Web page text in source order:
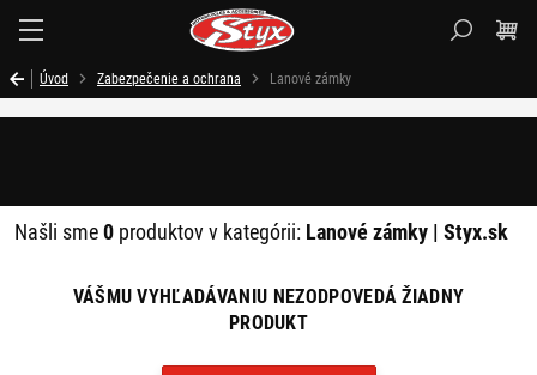
Úvod Zabezpečenie a ochrana Lanové zámky
Našli sme0 produktov v kategórii: Lanové zámky | Styx.sk
VÁŠMU VYHĽADÁVANIU NEZODPOVEDÁ ŽIADNY
PRODUKT